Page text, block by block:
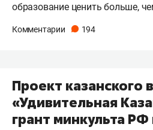
образование ценить больше,
Комментарии 194
Проект казанского
«Удивительная
грант минкульта РФ